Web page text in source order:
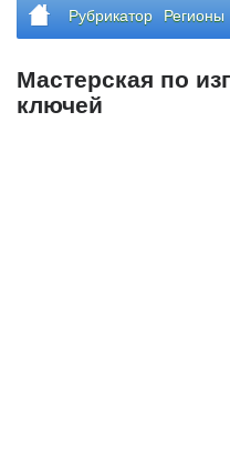
Рубрикатор Регионы
Мастерская по
ключей